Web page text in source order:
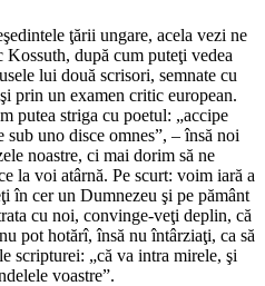
ţării ungare, acela vezi ne
după cum puteţi vedea
lui două scrisori, semnate cu
prin un examen critic european.
putea striga cu poetul: „accipe
uno disce omnes”, – însă noi
noastre, ci mai dorim să ne
la voi atârnă. Pe scurt: voim iară a
în cer un Dumnezeu şi pe pământ
cu noi, convinge-veţi deplin, că
pot hotărî, însă nu întârziaţi, ca să
scripturei: „că va intra mirele, şi
voastre”.